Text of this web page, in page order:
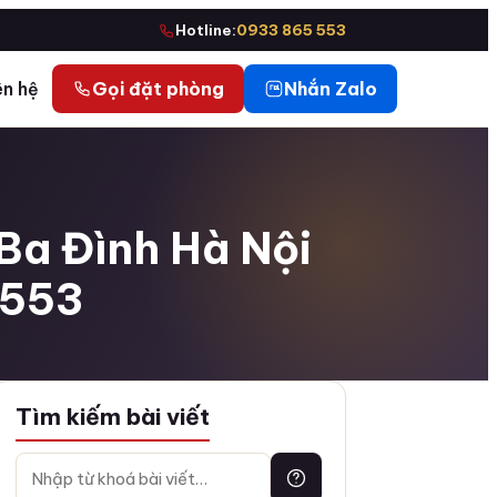
Hotline:0933 865 553
hệ Gọi đặt phòng Nhắn Zalo
Đình Hà Nội
Tìm kiếm bài viết